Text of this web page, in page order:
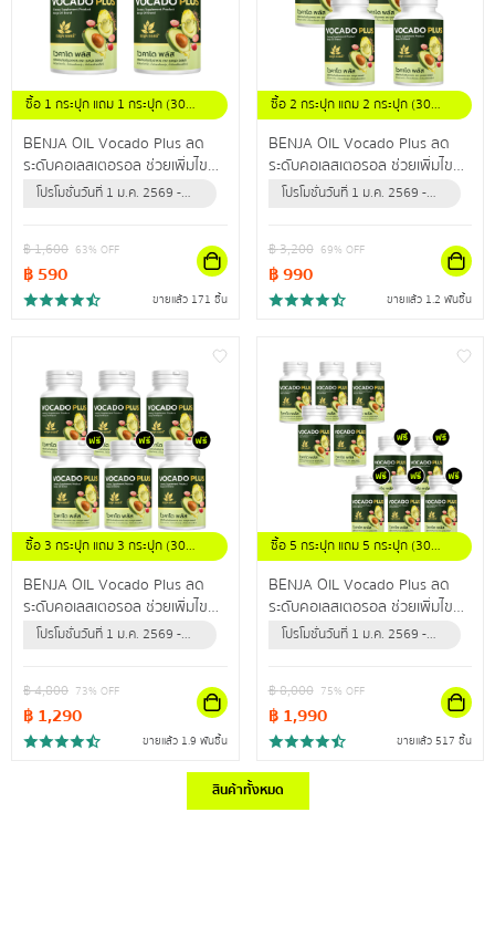
ซื้อ 1 กระปุก แถม 1 กระปุก (30
แคปซูล/กระปุก)
BENJA OIL Vocado Plus ลด
ระดับคอเลสเตอรอล ช่วยเพิ่มไข
มันดี ลดไขมันเลว ปรับลดความดัน
โปรโมชั่นวันที่ 1 ม.ค. 2569 -
฿1,600 63% OFF
฿590
ขายแล้ว 171 ชิ้น
ซื้อ 2 กระปุก แถม 2 กระปุก (30
แคปซูล / กระปุก)
BENJA OIL Vocado Plus ลด
ระดับคอเลสเตอรอล ช่วยเพิ่มไข
มันดี ลดไขมันเลว ปรับลดความดัน
โปรโมชั่นวันที่ 1 ม.ค. 2569 -
฿3,200 69% OFF
฿990
ขายแล้ว 1.2 พันชิ้น
ซื้อ 3 กระปุก แถม 3 กระปุก (30
แคปซูล / กระปุก)
BENJA OIL Vocado Plus ลด
ระดับคอเลสเตอรอล ช่วยเพิ่มไข
มันดี ลดไขมันเลว ปรับลดความดัน
โปรโมชั่นวันที่ 1 ม.ค. 2569 -
฿4,800 73% OFF
฿1,290
ขายแล้ว 1.9 พันชิ้น
ซื้อ 5 กระปุก แถม 5 กระปุก (30
แคปซูล / กระปุก)
BENJA OIL Vocado Plus ลด
ระดับคอเลสเตอรอล ช่วยเพิ่มไข
มันดี ลดไขมันเลว ปรับลดความดัน
โปรโมชั่นวันที่ 1 ม.ค. 2569 -
฿8,000 75% OFF
฿1,990
ขายแล้ว 517 ชิ้น
สินค้าทั้งหมด